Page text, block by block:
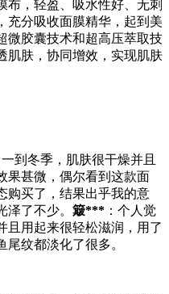
布，轻盈、吸水性好、无刺
充分吸收面膜精华，起到美
微胶囊技术和超高压萃取技
肌肤，协同增效，实现肌肤
到冬季，肌肤很干燥并且
果甚微，偶尔看到这款面
购买了，结果出乎我的意
了不少。 簸*** ：个人觉
且用起来很轻松滋润，用了
纹都淡化了很多。